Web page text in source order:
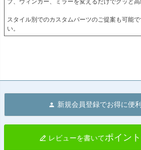
プ、ウィンカー、ミラーを変えるだけでグッと高
スタイル別でのカスタムパーツのご提案も可能
い。
新規会員登録でお得に便
レビューを書いてポイン